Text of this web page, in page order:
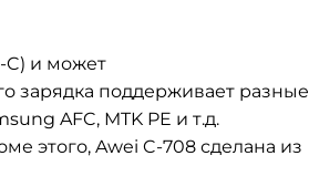
C) и может
зарядка поддерживает разные
AFC, MTK PE и т.д.
этого, Awei C-708 сделана из